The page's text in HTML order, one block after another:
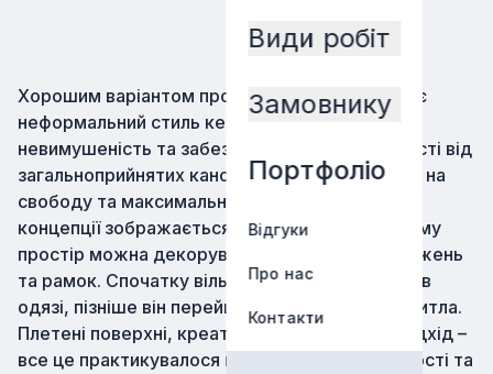
Види робіт
Замовнику
Портфоліо
Відгуки
Про нас
Контакти
Хорошим варіантом прояви індивідуальності є
неформальний стиль кежуал. Він відображає
невимушеність та забезпечує значні відмінності від
загальноприйнятих канонів. Наголос робиться на
свободу та максимальний рівень комфорту, у
концепції зображається демократичність, тому
простір можна декорувати без строгих обмежень
та рамок. Спочатку вільний напрямок оцінили в
одязі, пізніше він перейшов на оформлення житла.
Плетені поверхні, креативність, унікальний підхід –
все це практикувалося на противагу барвистості та